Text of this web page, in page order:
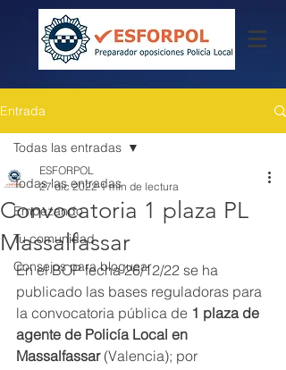
Entrada
Todas las entradas
Empezando
Tu comunidad
Consejos para bloguear
Todas las entradas
Convocatoria 1 plaza PL
Massalfassar
ESFORPOL
27 dic 2022 1 min de lectura
En el BOP fecha 26/12/22 se ha
publicado las bases reguladoras para
la convocatoria pública de 1 plaza de
agente de Policía Local en
Massalfassar (Valencia); por